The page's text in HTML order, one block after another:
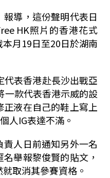
導，這份聲明代表日
HK照片的香港花式
月19日至20日於湖南
表香港赴長沙出戰亞
一款代表香港示威的設
液在自己的鞋上寫上
人IG表達不滿。
人日前通知另外一名
舉報黎俊賢的貼文，
取消其參賽資格。